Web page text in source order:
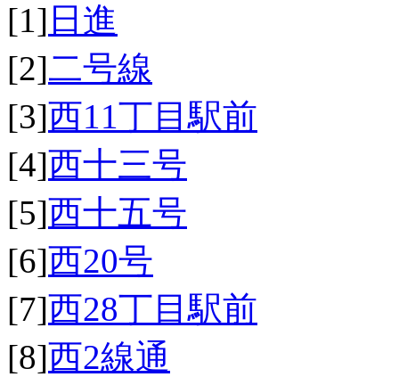
[1] 日進
[2]二号線
[3]西11丁目駅前
[4]西十三号
[5]西十五号
[6]西20号
[7]西28丁目駅前
[8]西2線通